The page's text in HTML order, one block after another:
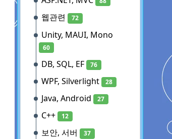
웹관련 72
Unity, MAUI, Mono
60
DB, SQL, EF 76
WPF, Silverlight 28
Java, Android 27
C++ 12
보안, 서버 37